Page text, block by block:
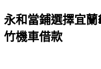
於
永和當鋪選擇宜
竹機車借款